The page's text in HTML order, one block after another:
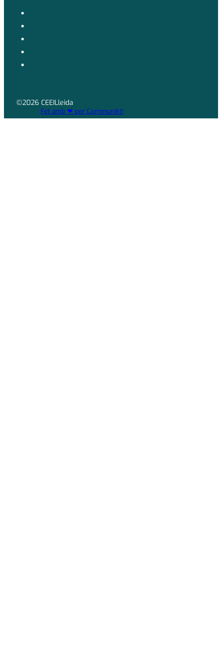
©2026 CEEILleida
Fet amb ❤ per Communikt!